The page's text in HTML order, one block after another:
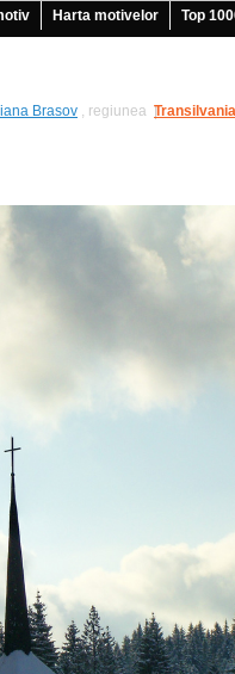
Harta motivelor Top
Brasov , regiunea Transilvania
|